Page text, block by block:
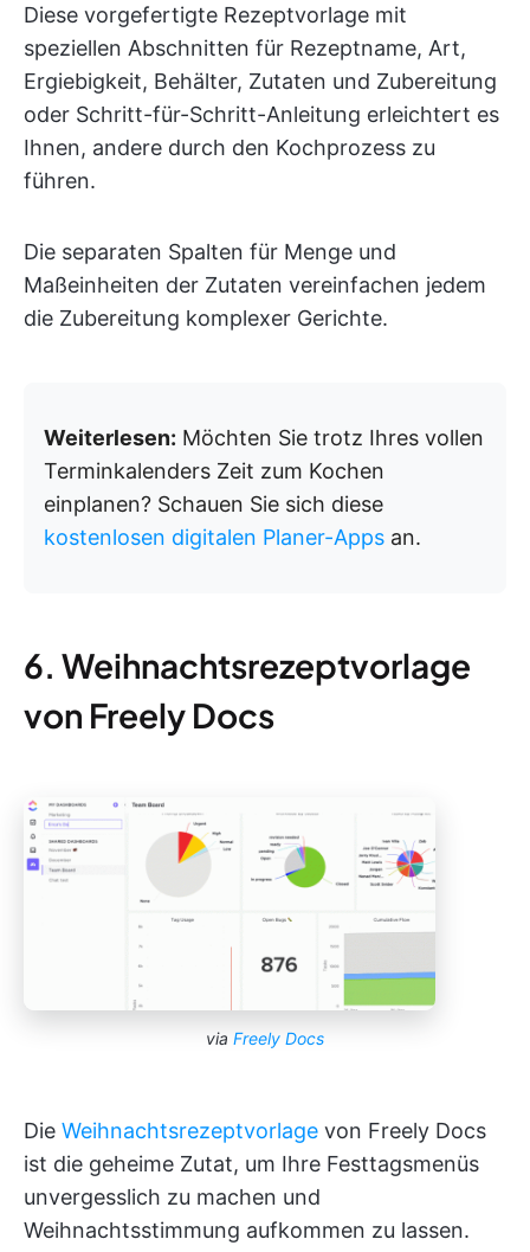
Diese vorgefertigte Rezeptvorlage mit
speziellen Abschnitten für Rezeptname, Art,
Ergiebigkeit, Behälter, Zutaten und Zubereitung
oder Schritt-für-Schritt-Anleitung erleichtert es
Ihnen, andere durch den Kochprozess zu
führen.
Die separaten Spalten für Menge und
Maßeinheiten der Zutaten vereinfachen jedem
die Zubereitung komplexer Gerichte.
Weiterlesen: Möchten Sie trotz Ihres vollen
Terminkalenders Zeit zum Kochen
einplanen? Schauen Sie sich diese
kostenlosen digitalen Planer-Apps an.
6. Weihnachtsrezeptvorlage
von Freely Docs
via Freely Docs
Die Weihnachtsrezeptvorlage von Freely Docs
ist die geheime Zutat, um Ihre Festtagsmenüs
unvergesslich zu machen und
Weihnachtsstimmung aufkommen zu lassen.